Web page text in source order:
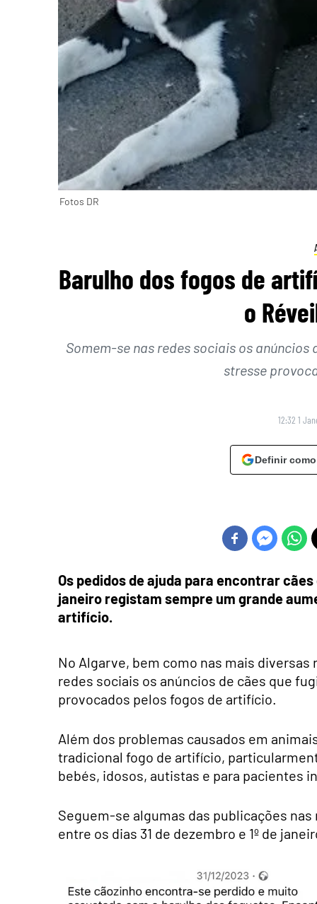
Fotos DR
Barulho dos fogos de
o
Somem-se nas redes sociais os anúncios
stresse
12:32 1
Definir
Os pedidos de ajuda para encontrar
janeiro registam sempre um grande
artifício.
No Algarve, bem como nas mais
redes sociais os anúncios de cães que
provocados pelos fogos de artifício.
Além dos problemas causados em
tradicional fogo de artifício,
bebés, idosos, autistas e para pacientes
Seguem-se algumas das publicações
entre os dias 31 de dezembro e 1º de